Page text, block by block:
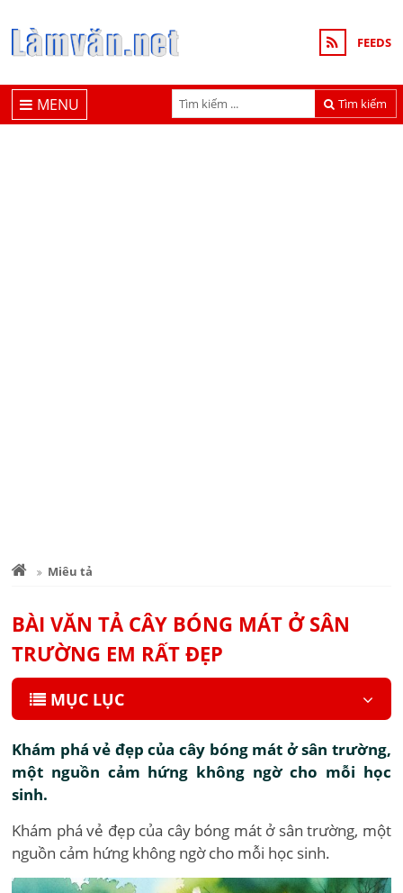
FEEDS
Tìm kiếm
MENU
Miêu tả
BÀI VĂN TẢ CÂY BÓNG MÁT Ở SÂN
TRƯỜNG EM RẤT ĐẸP
MỤC LỤC
Khám phá vẻ đẹp của cây bóng mát ở sân trường,
một nguồn cảm hứng không ngờ cho mỗi học
sinh.
Khám phá vẻ đẹp của cây bóng mát ở sân trường, một
nguồn cảm hứng không ngờ cho mỗi học sinh.